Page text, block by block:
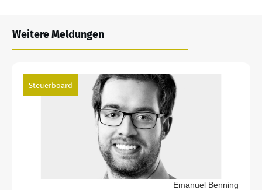
Weitere Meldungen
Steuerboard
Emanuel Benning